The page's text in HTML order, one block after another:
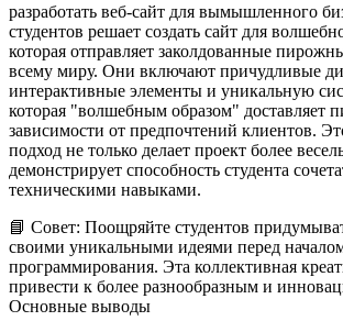
разработать веб-сайт для вымышленного
студентов решает создать сайт для
которая отправляет заколдованные
всему миру. Они включают причудливые
интерактивные элементы и уникальную
которая "волшебным образом" доставляет
зависимости от предпочтений клиентов.
подход не только делает проект более
демонстрирует способность студента
техническими навыками.
📘 Совет: Поощряйте студентов
своими уникальными идеями перед
программирования. Эта коллективная
привести к более разнообразным и
Основные выводы